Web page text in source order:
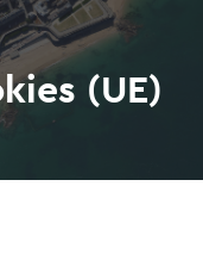
(UE)